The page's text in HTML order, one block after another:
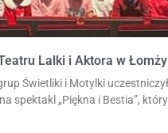
Lalki i Aktora w Łomży
Świetliki i Motylki
spektakl „Piękna i Bestia”,